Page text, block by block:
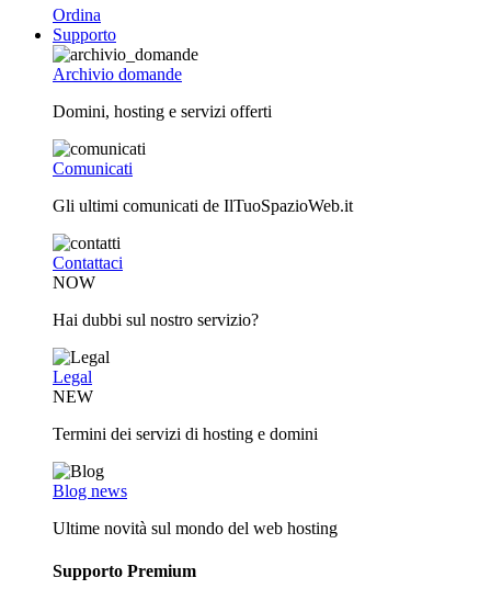
Ordina
Supporto
Archivio domande
Domini, hosting e servizi offerti
Comunicati
Gli ultimi comunicati de IlTuoSpazioWeb.it
Contattaci
NOW
Hai dubbi sul nostro servizio?
Legal
NEW
Termini dei servizi di hosting e domini
Blog news
Ultime novità sul mondo del web hosting
Supporto Premium